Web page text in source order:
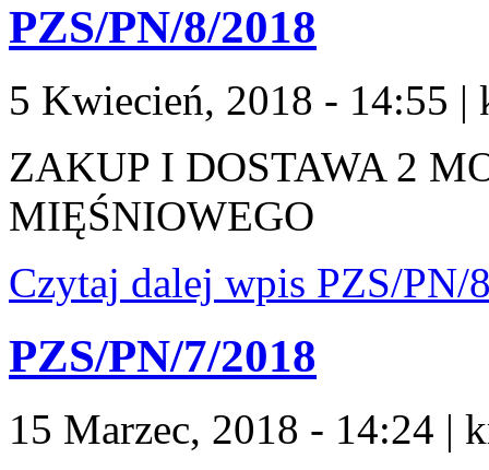
PZS/PN/8/2018
5 Kwiecień, 2018 - 14:55 |
ZAKUP I DOSTAWA 2
MIĘŚNIOWEGO
Czytaj dalej wpis PZS/PN/
PZS/PN/7/2018
15 Marzec, 2018 - 14:24 |